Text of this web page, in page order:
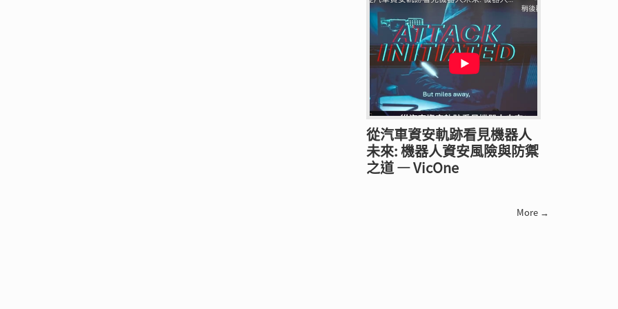
從汽車資安軌跡看見機器人
未來: 機器人資安風險與防禦
之道 — VicOne
More →